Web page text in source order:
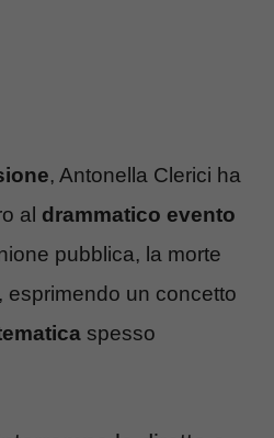
, Antonella Clerici ha
al drammatico evento
pubblica, la morte
esprimendo un concetto
spesso